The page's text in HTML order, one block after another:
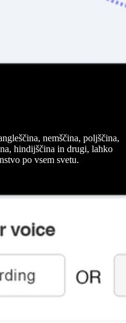
nemščina, poljščina,
hindijščina in drugi, lahko
po vsem svetu.